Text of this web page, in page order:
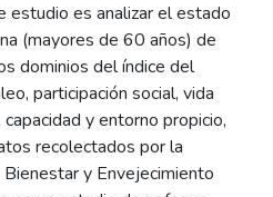
estudio es analizar el estado
(mayores de 60 años) de
dominios del índice del
participación social, vida
y entorno propicio,
recolectados por la
y Envejecimiento